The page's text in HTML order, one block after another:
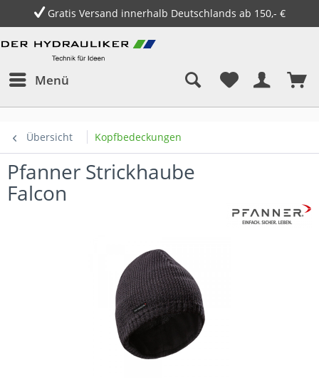
Gratis Versand innerhalb Deutschlands ab 150,- €
Menü
Übersicht Kopfbedeckungen
Pfanner Strickhaube
Falcon